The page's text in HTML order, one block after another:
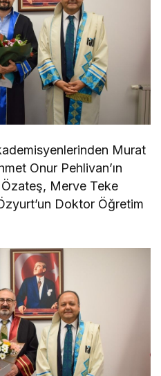
Murat
Onur Pehlivan’ın
Merve Teke
Doktor Öğretim